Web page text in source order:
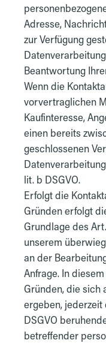
Adresse,
zur Verfügung
Beantwortung
Wenn die
vorvertraglichen
Kaufinteresse,
einen bereits
geschlossenen
lit. b DSGVO.
Erfolgt die
Gründen erfolgt
Grundlage des
unserem
an der
Anfrage. In
Gründen, die sich
ergeben, jederzeit
DSGVO
betreffender